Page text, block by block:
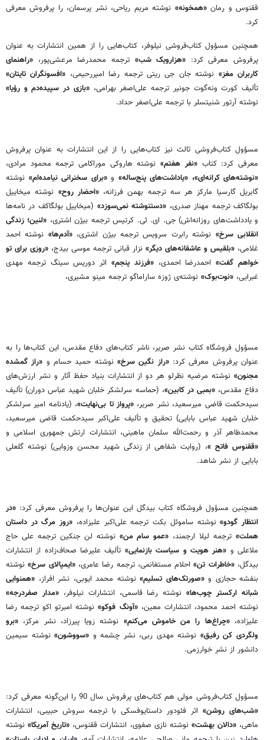
ققنوس و رمان«همخونه» نوشته‌‌ مریم ریاحی، نشر پرسمان، را پرفروش معرفی
کرد.
همچنین مسؤول کتاب‌فروشی نیلوفر، کتاب‌هایی را از همین انتشارات به عنوان
پرفروش معرفی کرد: «هزارویک شب» ترجمه‌ محمدرضا مرعشی‌پور، «راهنمای
کاربران مغز» نوشته‌ جان جی ریتی ترجمه رضا امیررحیمی، «افسونگران تایتان»
تألیف کورت ونه‌گوت جونیر ترجمه‌ علی‌اصغر بهرامی،«بازی در سپیده‌دم و رؤیا»
نوشته‌ آرتور شنیتسلر با ترجمه‌ علی‌اصغر حداد.
مسؤول کتاب‌فروشی ثالث نیز کتاب‌هایی را از این انتشارات به عنوان پرفروش
معرفی کرد: کتاب«نفر هفتم» نوشته‌ هاروکی موراکامی ترجمه محمود مرادی،
«نوشته‌های کرانه‌ای»، «یاداشت‌های پنج‌ساله» و«برای سخنرانی نیامده‌ام» نوشته
گابریل گارسیا مارکز هر سه ترجمه‌ بهمن فرزانه،«احضار روح» نوشته‌ میخاییل
بولگاکف ترجمه‌ مهناز صدری، «دستنوشته نمی‌سوزد» (میخاییل بولگاکف در نامه‌ها
و یادداشت‌های روزانه‌اش) جی. ای. ئی. کرتیس ترجمه‌ بیژن اشتری، «لنین؛ زندگی
انقلابی سرخ» نوشته‌ رابرت سرویس ترجمه‌ بیژن اشتری،«آدم‌ها» نوشته‌ احمد
غلامی، «بلقیس و عاشقانه‌های دیگر» نزار قبانی ترجمه‌ موسی بیدج، «روزی برای تو
خواهم گفت» احمدرضا احمدی،«فرزند پنجم» اثر دوریس سینگ ترجمه‌ مهدی
غبرایی، «نوت‌بوک» نوشته‌ی ژوزه ساراماگو ترجمه‌ مینو مشیری،
مسؤول فروشگاه کتاب نشر صریر، ناشر کتاب‌های دفاع مقدس، این کتاب‌ها را به
عنوان پرفروش معرفی کرد:«راز نگین سرخ» نوشته‌ حمید حسام و «راز گمشده‌
مجنون» نوشته‌ مرضیه نظرلو هر دو از انتشارات بنیاد حفظ آثار و نشر ارزش‌های
دفاع مقدس،«بمبی در کابین»، (حماسه‌ سرلشکر خلبان شهید عباس دوران) تألیف
سیدحکمت قاضی میرسعید، نشر صریر، «پرواز تا بی‌نهایت»، (یادنامه‌ امیر سرلشکر
خلبان شهید عباس بابایی) تحقیق و تألیف علی‌اکبر سیدحکمت قاضی میرسعید،
محمدطاهر آذر و رحمت‌الله سلمان ماهینی، انتشارات ارتش جمهوری اسلامی و
«ققنوس فاتح »، (روایت شفاهی از زندگی شهید محسن وزوایی) نوشته‌ گلعلی
بابایی از نشر شاهد.
همچنین مسؤول فروشگاه کتاب بیدگل این عنوان‌ها را پرفروش معرفی کرد: «در
انتظار گودو» نوشته ساموئل بکت ترجمه علی‌اکبر علیزاده، «روز مرگ در داستان
هملت» ترجمه لیلا ارجمند، «عمو سام من» نوشته‌ لن جنکین ترجمه‌ علی حاج
ملاعلی و «هنر هویت و سیاست بازنمایی» تألیف علیرضا صحاف‌زاده از انتشارات
بیدگل،«خاطرات تن»احلام مستغانمی، ترجمه‌ رضا عامری،«ایمپالای سرخ»نوشته‌
بنفشه حجازی و«صورتک‌های تسلیم» نوشته محمد ایوبی، نشر افراز، «همنوایی
شبانه‌ ارکستر چوب‌ها» نوشته‌ رضا قاسمی، انتشارات نیلوفر،«مدار صفردرجه»
نوشته‌ احمد محمود، انتشارات معین،«آونگ فوکو»نوشته‌ امبرتو اکو ترجمه‌ رضا
علیزاده،«چراغ‌ها را من خاموش می‌کنم» نوشته‌ زویا پیرزاد، نشر مرکز، «برو
ولگردی کن رفیق» نوشته‌ مهدی ربی، نشر چشمه و «سووشون»نوشته‌ سیمین
دانشور از نشر خوارزمی.
مسؤول کتاب‌فروشی مولی هم کتاب‌های پرفروش سال 90 را این‌گونه معرفی کرد:
«شب‌های روشن» اثر فئودور داستایوفسکی با ترجمه‌ سروش حبیبی، انتشارات
ماهی،«دالان بهشت» نوشته‌ نازی صفوی، انتشارات ققنوس، «تاریخ آمریکا»نوشته‌